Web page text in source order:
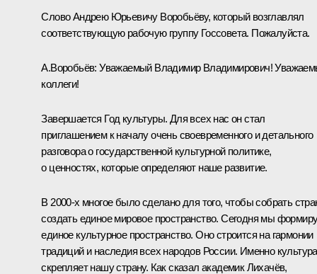
Слово Андрею Юрьевичу Воробьёву, который возглавлял
соответствующую рабочую группу Госсовета. Пожалуйста.
А.Воробьёв: Уважаемый Владимир Владимирович!
коллеги!
Завершается Год культуры. Для всех нас он стал
приглашением к началу очень своевременного и детального
разговора о государственной культурной политике,
о ценностях, которые определяют наше развитие.
В 2000-х многое было сделано для того, чтобы собрать
создать единое мировое пространство. Сегодня мы
единое культурное пространство. Оно строится на гармонии
традиций и наследия всех народов России. Именно культура
скрепляет нашу страну. Как сказал академик Лихачёв,